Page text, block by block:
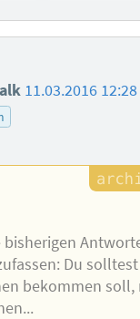
11.03.2016 12:28
Du
bekommen